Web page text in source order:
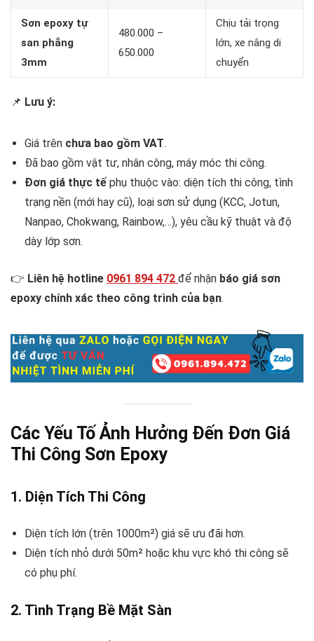
Sơn epoxy tự
san phẳng
3mm
480.000 –
650.000
Chịu tải trọng
lớn, xe nâng di
chuyển
📌 Lưu ý:
Giá trên chưa bao gồm VAT.
Đã bao gồm vật tư, nhân công, máy móc thi công.
Đơn giá thực tế phụ thuộc vào: diện tích thi công, tình
trạng nền (mới hay cũ), loại sơn sử dụng (KCC, Jotun,
Nanpao, Chokwang, Rainbow,…), yêu cầu kỹ thuật và độ
dày lớp sơn.
👉 Liên hệ hotline 0961 894 472 để nhận báo giá sơn
epoxy chính xác theo công trình của bạn.
Các Yếu Tố Ảnh Hưởng Đến Đơn Giá
Thi Công Sơn Epoxy
1. Diện Tích Thi Công
Diện tích lớn (trên 1000m²) giá sẽ ưu đãi hơn.
Diện tích nhỏ dưới 50m² hoặc khu vực khó thi công sẽ
có phụ phí.
2. Tình Trạng Bề Mặt Sàn